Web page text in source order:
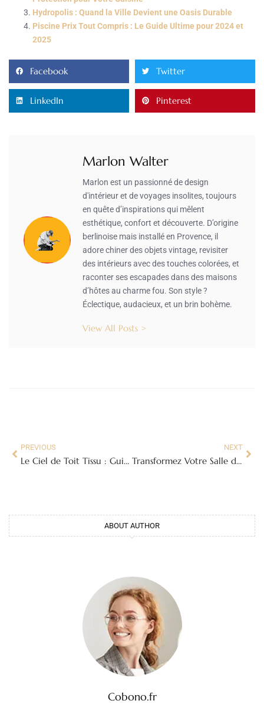
Hydropolis : Quand la Ville Devient une Oasis Durable
Piscine Prix Tout Compris : Le Guide Ultime pour 2024 et
2025
Facebook Twitter
LinkedIn Pinterest
Marlon Walter
Marlon est un passionné de design
d'intérieur et de voyages insolites, toujours
en quête d’inspirations qui mêlent
esthétique, confort et découverte. D’origine
berlinoise mais installé en Provence, il
adore chiner des objets vintage, revisiter
des intérieurs avec des touches colorées, et
raconter ses escapades dans des maisons
d’hôtes au charme fou. Son style ?
Éclectique, audacieux, et un brin bohème.
View All Posts >
PREVIOUS
Le Ciel de Toit Tissu : Guide Complet pour un Intérieur Auto Impeccable
NEXT
Transformez Votre Salle de Bain en Oasis de Luxe avec des Accessoires Haut de Gamme
ABOUT AUTHOR
Cobono.fr